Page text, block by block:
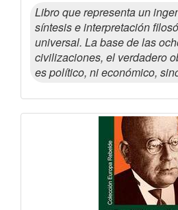
Libro que representa un
síntesis e interpretación
universal. La base de las
civilizaciones, el verdadero
es político, ni económico,